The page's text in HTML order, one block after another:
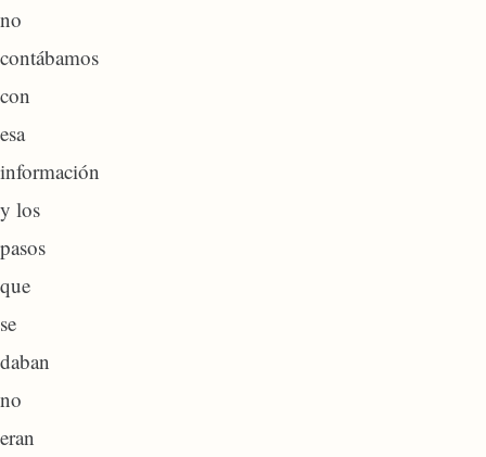
no
contábamos
con
esa
información
y los
pasos
que
se
daban
no
eran